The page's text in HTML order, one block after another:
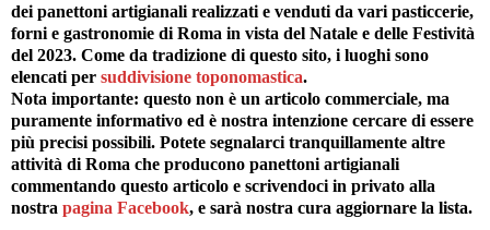
dei panettoni artigianali realizzati e venduti da vari pasticcerie,
forni e gastronomie di Roma in vista del Natale e delle Festività
del 2023. Come da tradizione di questo sito, i luoghi sono
elencati per suddivisione toponomastica.
Nota importante: questo non è un articolo commerciale, ma
puramente informativo ed è nostra intenzione cercare di essere
più precisi possibili. Potete segnalarci tranquillamente altre
attività di Roma che producono panettoni artigianali
commentando questo articolo e scrivendoci in privato alla
nostra pagina Facebook, e sarà nostra cura aggiornare la lista.